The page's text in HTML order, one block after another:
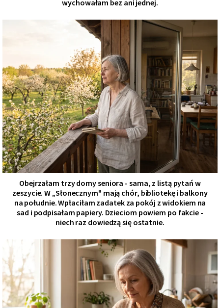
wychowałam bez ani jednej.
Obejrzałam trzy domy seniora - sama, z listą pytań w
zeszycie. W „Słonecznym" mają chór, bibliotekę i balkony
na południe. Wpłaciłam zadatek za pokój z widokiem na
sad i podpisałam papiery. Dzieciom powiem po fakcie -
niech raz dowiedzą się ostatnie.